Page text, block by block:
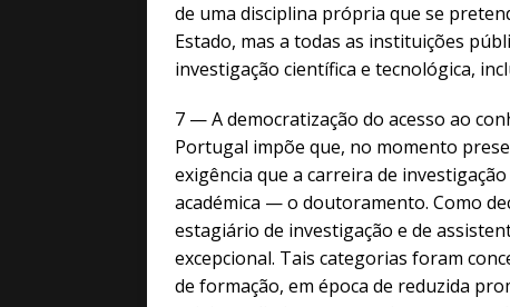
de uma disciplina própria que se
Estado, mas a todas as instituições
investigação científica e tecnológica,
7 — A democratização do acesso ao
Portugal impõe que, no momento
exigência que a carreira de
académica — o doutoramento. Como
estagiário de investigação e de
excepcional. Tais categorias foram
de formação, em época de reduzida